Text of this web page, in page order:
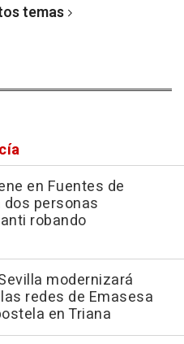
temas
en Fuentes de
personas
robando
modernizará
redes de Emasesa
en Triana